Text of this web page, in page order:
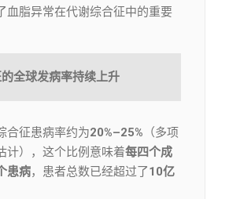
血脂异常在代谢综合征中的重要
全球发病率持续上升
合征患病率约为20%–25% （多项
计），这个比例意味着每四个成
患病，患者总数已经超过了10亿